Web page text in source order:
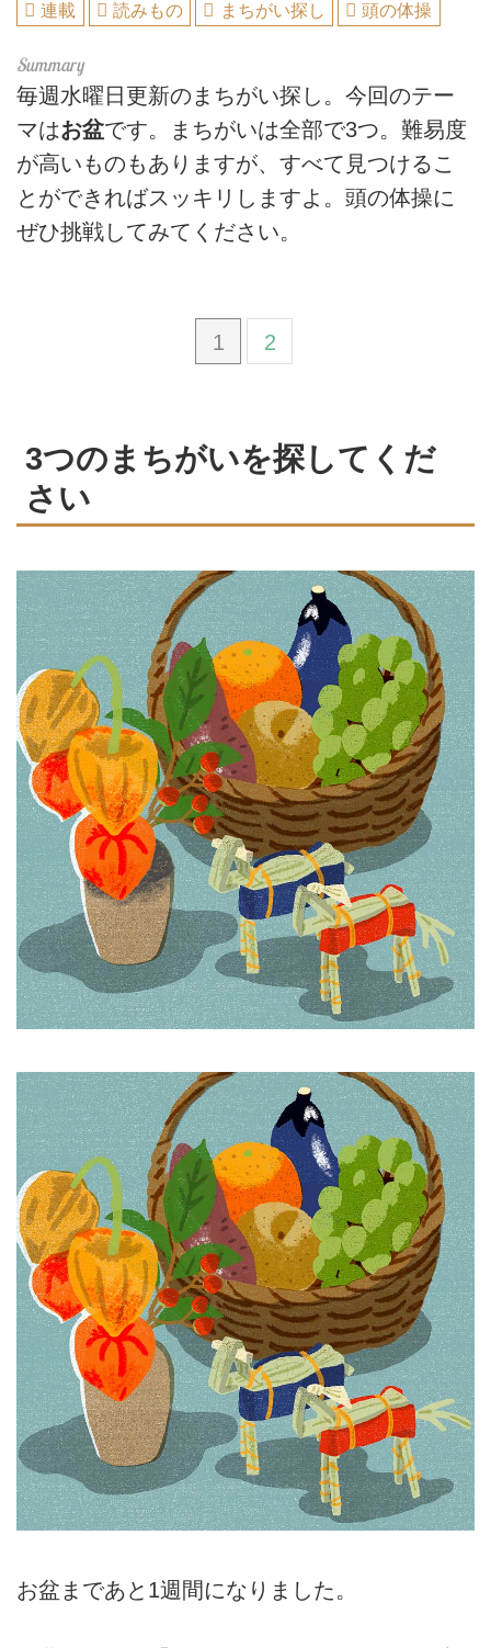
連載 読みもの まちがい探し 頭の体操
毎週水曜日更新のまちがい探し。今回のテー
マはお盆です。まちがいは全部で3つ。難易度
が高いものもありますが、すべて見つけるこ
とができればスッキリしますよ。頭の体操に
ぜひ挑戦してみてください。
1 2
3つのまちがいを探してくだ
さい
お盆まであと1週間になりました。